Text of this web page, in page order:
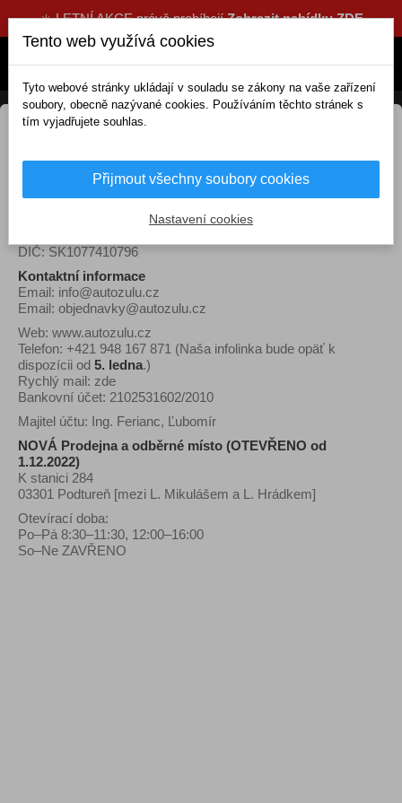
☀️ LETNÍ AKCE právě probíhajíZobrazit nabídku ZDE
Ing. Ľubomír Ferianc
DIČ: SK1077410796
Kontaktní informace
Email: info@autozulu.cz
Email: objednavky@autozulu.cz
Web: www.autozulu.cz
Telefon: +421 948 167 871 (Naša infolinka bude opäť k
dispozícii od 5. ledna.)
Rychlý mail: zde
Bankovní účet: 2102531602/2010
Majitel účtu: Ing. Ferianc, Ľubomír
NOVÁ Prodejna a odběrné místo (OTEVŘENO od
1.12.2022)
K stanici 284
03301 Podtureň [mezi L. Mikulášem a L. Hrádkem]
Otevírací doba:
Po–Pá 8:30–11:30, 12:00–16:00
So–Ne ZAVŘENO
Tento web využívá cookies
Tyto webové stránky ukládají v souladu se zákony na vaše zařízení
soubory, obecně nazývané cookies. Používáním těchto stránek s
tím vyjadřujete souhlas.
Přijmout všechny soubory cookies
Nastavení cookies